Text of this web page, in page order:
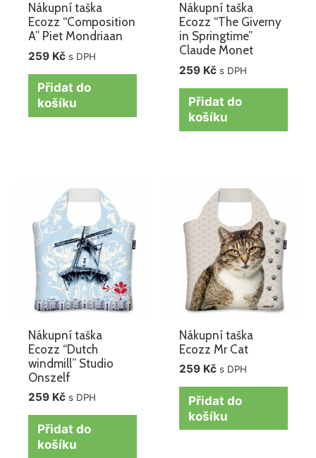
Nákupní taška
Ecozz “Composition
A” Piet Mondriaan
259 Kč s DPH
Přidat do
košíku
Nákupní taška
Ecozz “The Giverny
in Springtime”
Claude Monet
259 Kč s DPH
Přidat do
košíku
Nákupní taška
Ecozz “Dutch
windmill” Studio
Onszelf
259 Kč s DPH
Přidat do
košíku
Nákupní taška
Ecozz Mr Cat
259 Kč s DPH
Přidat do
košíku